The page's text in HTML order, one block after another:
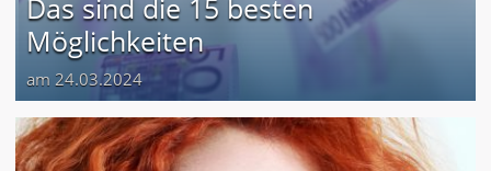
Möglichkeiten
am 24.03.2024